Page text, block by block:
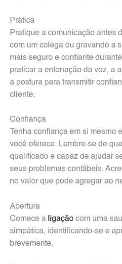
Prática
Pratique a comunicação antes
com um colega ou gravando a
mais seguro e confiante
praticar a entonação da voz, a
a postura para transmitir
cliente.
Confiança
Tenha confiança em si mesmo
você oferece. Lembre-se de
qualificado e capaz de ajudar
seus problemas contábeis.
no valor que pode agregar ao
Abertura
Comece a ligação com uma
simpática, identificando-se e
brevemente.